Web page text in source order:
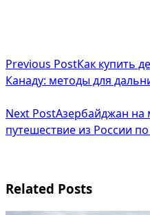
class="nav-
screen-
Previous PostКак купить
Канаду: методы для
Next PostАзербайджан на
путешествие из России
Related Posts